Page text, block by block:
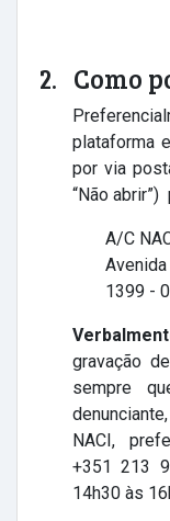
2. Como
plataforma
por via
“Não abrir”)
A/C
Avenida
1399 -
gravação
sempre
NACI,
+351 213
14h30 às